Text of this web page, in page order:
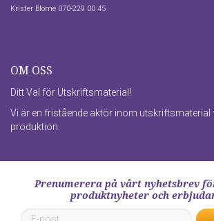
Krister Blomé 070-229 00 45
OM OSS
Ditt Val för Utskriftsmaterial!
Vi är en fristående aktör inom utskriftsmaterial
produktion.
Prenumerera på vårt nyhetsbrev
produktnyheter och